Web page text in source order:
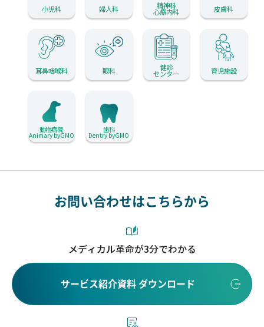
小児科 婦人科 精神科
心療内科 皮膚科
耳鼻咽喉科 眼科 健診
センター 育児施設
動物病院
Animary byGMO
歯科
Dentry byGMO
お問い合わせはこちらから
メディカル革命が3分でわかる
サービス紹介資料 ダウンロード